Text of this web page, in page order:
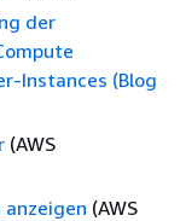
der
Instances (Blog
(AWS
(AWS